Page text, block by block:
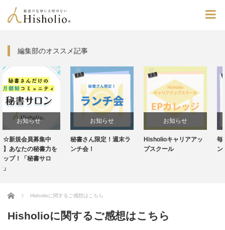
編集部のオススメ記事
中
力を
ロ
秘書さん限定！週末ラ
ンチ会！
Hisholioキャリアアッ
毎週水曜20:30～
Home Hisholioに関するご感想はこちら
Hisholioに関するご感想はこちら